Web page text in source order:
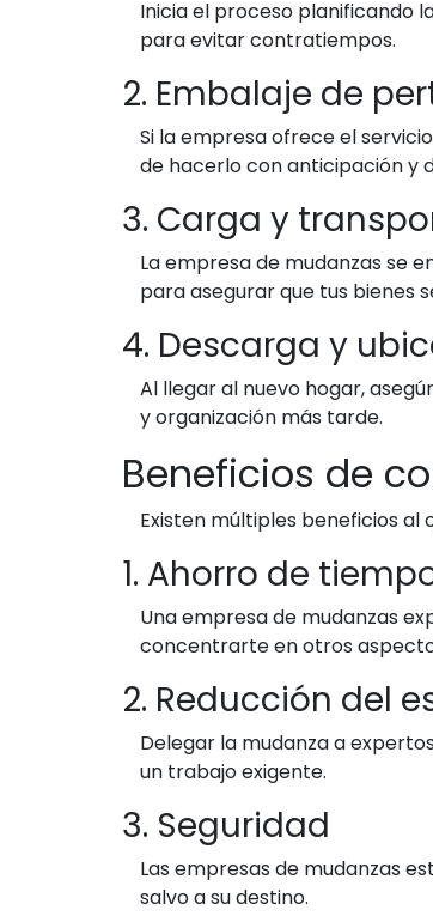
Inicia el proceso planificando
para evitar contratiempos.
2. Embalaje de
Si la empresa ofrece el
de hacerlo con anticipación y
3. Carga y
La empresa de mudanzas se
para asegurar que tus bienes
4. Descarga y
Al llegar al nuevo hogar,
y organización más tarde.
Beneficios de
Existen múltiples beneficios
1. Ahorro de
Una empresa de mudanzas
concentrarte en otros
2. Reducción del
Delegar la mudanza a
un trabajo exigente.
3. Seguridad
Las empresas de mudanzas
salvo a su destino.